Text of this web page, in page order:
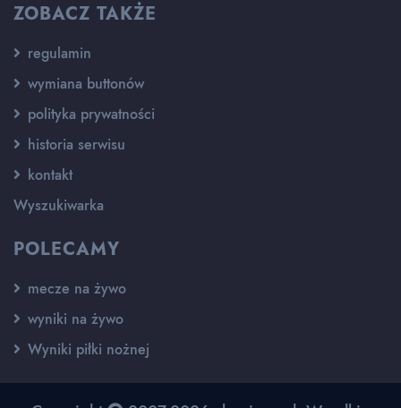
ZOBACZ TAKŻE
regulamin
wymiana buttonów
polityka prywatności
historia serwisu
kontakt
Wyszukiwarka
POLECAMY
mecze na żywo
wyniki na żywo
Wyniki piłki nożnej